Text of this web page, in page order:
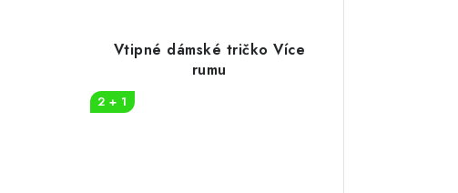
Vtipné dámské tričko Více
rumu
2 + 1